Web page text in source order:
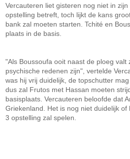
Vercauteren liet gisteren nog niet in
opstelling betreft, toch lijkt de kans
bank zal moeten starten. Tchité en
plaats in de basis.
"Als Boussoufa ooit naast de ploeg valt
psychische redenen zijn", vertelde
was hij vrij duidelijk, de topschutter
dus zal Frutos met Hassan moeten
basisplaats. Vercauteren beloofde dat
Griekenland. Het is nog niet duidelijk
3 opstelling zal spelen.